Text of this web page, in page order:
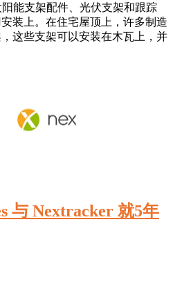
能支架配件、光伏支架和跟踪
装上。在住宅屋顶上，许多制造
这些支架可以安装在木瓦上，并
与 Nextracker 就5年